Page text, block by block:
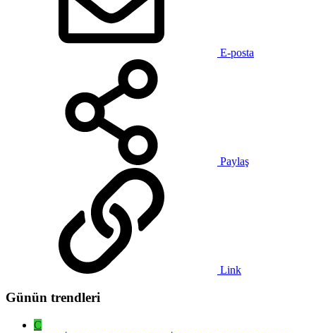
E-posta
Paylaş
Link
Günün trendleri
C